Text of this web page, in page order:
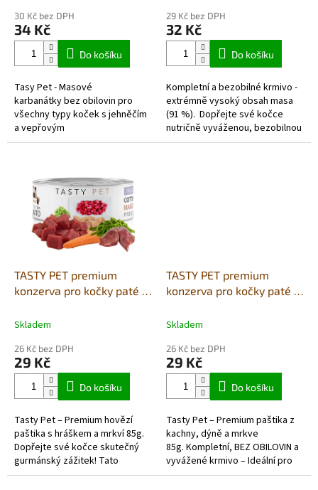
30 Kč bez DPH
34 Kč
Do košíku
Tasy Pet - Masové
karbanátky bez obilovin pro
všechny typy koček s jehněčím
a vepřovým
masem (87%)karotkou a jablky.
29 Kč bez DPH
32 Kč
Do košíku
Kompletní a bezobilné krmivo -
extrémně vysoký obsah masa
(91 %). Dopřejte své kočce
nutričně vyváženou, bezobilnou
stravu, která je neodolatelně
TASTY PET premium
konzerva pro kočky paté z
a mrkví, gr.free 85
Skladem
26 Kč bez DPH
29 Kč
Do košíku
Tasty Pet – Premium hovězí
paštika s hráškem a mrkví 85g.
Dopřejte své kočce skutečný
gurmánský zážitek! Tato
PREMIUM paštika je navržena
TASTY PET premium
konzerva pro kočky paté z
mrkví, grain free 85g
Skladem
26 Kč bez DPH
29 Kč
Do košíku
Tasty Pet – Premium paštika z
kachny, dýně a mrkve
85g. Kompletní, BEZ OBILOVIN a
vyvážené krmivo – Ideální pro
citlivé kočky 🔥 Tato PREMIUM